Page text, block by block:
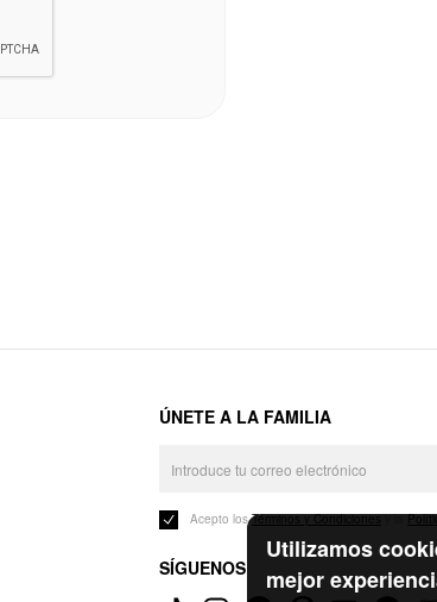
Utilizamos
mejor
ÚNETE A LA FAMILIA
Acepto losTérminos y Condicionesy la
SÍGUENOS